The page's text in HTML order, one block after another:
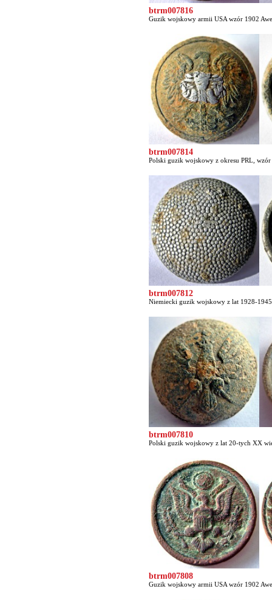
btrm007816
Guzik wojskowy armii USA wzór 1902
btrm007814
Polski guzik wojskowy z okresu PRL, wzór
btrm007812
Niemiecki guzik wojskowy z lat 1928-
btrm007810
Polski guzik wojskowy z lat 20-tych XX
btrm007808
Guzik wojskowy armii USA wzór 1902